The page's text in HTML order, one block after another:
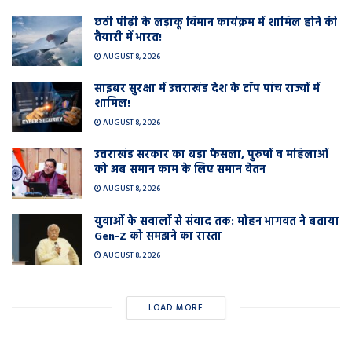
छठी पीढ़ी के लड़ाकू विमान कार्यक्रम में शामिल होने की
तैयारी में भारत!
AUGUST 8, 2026
साइबर सुरक्षा में उत्तराखंड देश के टाॅप पांच राज्यों में
शामिल!
AUGUST 8, 2026
उत्तराखंड सरकार का बड़ा फैसला, पुरुषों व महिलाओं
को अब समान काम के लिए समान वेतन
AUGUST 8, 2026
युवाओं के सवालों से संवाद तक: मोहन भागवत ने बताया
Gen-Z को समझने का रास्ता
AUGUST 8, 2026
LOAD MORE